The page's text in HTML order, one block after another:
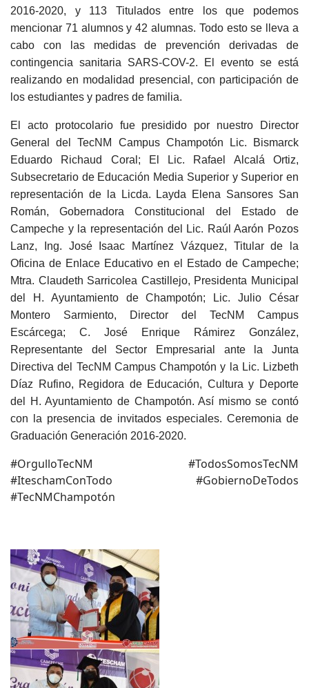
2016-2020, y 113 Titulados entre los que podemos
mencionar 71 alumnos y 42 alumnas. Todo esto se lleva a
cabo con las medidas de prevención derivadas de
contingencia sanitaria SARS-COV-2. El evento se está
realizando en modalidad presencial, con participación de
los estudiantes y padres de familia.
El acto protocolario fue presidido por nuestro Director
General del TecNM Campus Champotón Lic. Bismarck
Eduardo Richaud Coral; El Lic. Rafael Alcalá Ortiz,
Subsecretario de Educación Media Superior y Superior en
representación de la Licda. Layda Elena Sansores San
Román, Gobernadora Constitucional del Estado de
Campeche y la representación del Lic. Raúl Aarón Pozos
Lanz, Ing. José Isaac Martínez Vázquez, Titular de la
Oficina de Enlace Educativo en el Estado de Campeche;
Mtra. Claudeth Sarricolea Castillejo, Presidenta Municipal
del H. Ayuntamiento de Champotón; Lic. Julio César
Montero Sarmiento, Director del TecNM Campus
Escárcega; C. José Enrique Rámirez González,
Representante del Sector Empresarial ante la Junta
Directiva del TecNM Campus Champotón y la Lic. Lizbeth
Díaz Rufino, Regidora de Educación, Cultura y Deporte
del H. Ayuntamiento de Champotón. Así mismo se contó
con la presencia de invitados especiales. Ceremonia de
Graduación Generación 2016-2020.
#OrgulloTecNM #TodosSomosTecNM
#IteschamConTodo #GobiernoDeTodos
#TecNMChampotón